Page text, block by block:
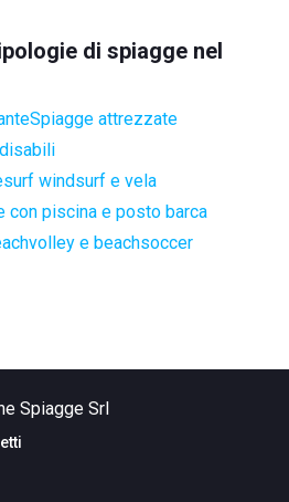
di spiagge nel
Spiagge attrezzate
windsurf e vela
con piscina e posto barca
e beachsoccer
Spiagge Srl